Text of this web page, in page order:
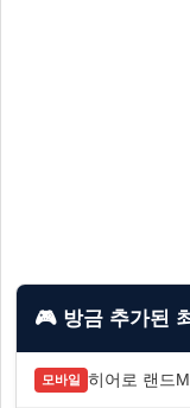
🎮 방금 추가된
모바일 히어로 랜드M